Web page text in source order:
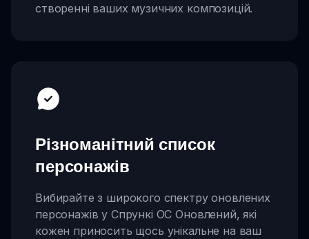
створенні ваших музичних композицій.
Різноманітний список
персонажів
Вибирайте з широкого спектру оновлених
персонажів у Спрункі OC Оновлений, які
кожен приносить щось унікальне на ваш